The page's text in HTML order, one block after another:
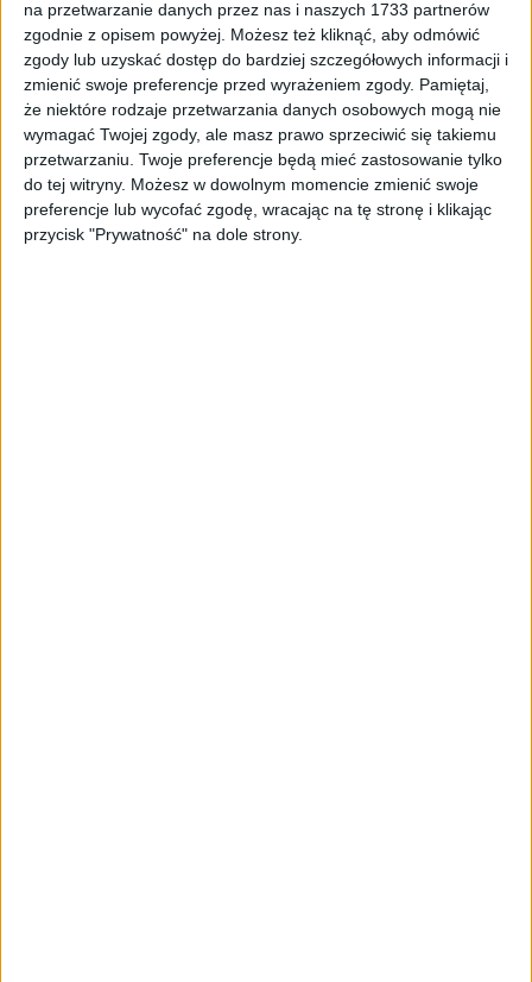
na przetwarzanie danych przez nas i naszych 1733 partnerów
zgodnie z opisem powyżej. Możesz też kliknąć, aby odmówić
zgody lub uzyskać dostęp do bardziej szczegółowych informacji i
zmienić swoje preferencje przed wyrażeniem zgody. Pamiętaj,
że niektóre rodzaje przetwarzania danych osobowych mogą nie
wymagać Twojej zgody, ale masz prawo sprzeciwić się takiemu
przetwarzaniu. Twoje preferencje będą mieć zastosowanie tylko
do tej witryny. Możesz w dowolnym momencie zmienić swoje
preferencje lub wycofać zgodę, wracając na tę stronę i klikając
przycisk "Prywatność" na dole strony.
Circuit Zestaw montażowy handbarów FHS ALLOY
L1E / X
118,99zł
ZOBACZ WIĘCEJ